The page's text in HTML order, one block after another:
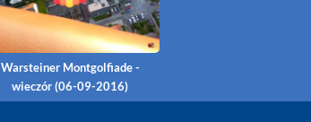
Warsteiner Montgolfiade -
wieczór (06-09-2016)